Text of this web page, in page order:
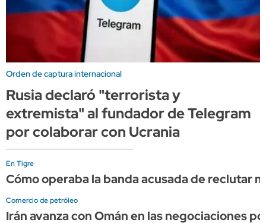
Orden de captura internacional
Rusia declaró "terrorista y
extremista" al fundador de Telegram
por colaborar con Ucrania
En Tigre
Cómo operaba la banda acusada de reclutar
Comercio de petróleo
Irán avanza con Omán en las negociaciones